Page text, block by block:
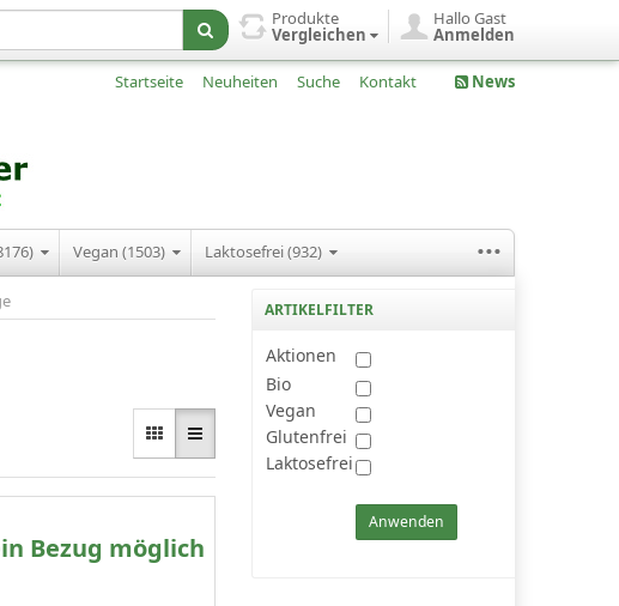
Hallo Gast
Anmelden
Produkte
Vergleichen
Startseite Neuheiten Suche Kontakt News
Vegan (1503) Laktosefrei (932) ...
Bezug möglich
ARTIKELFILTER
Aktionen
Bio
Vegan
Glutenfrei
Laktosefrei